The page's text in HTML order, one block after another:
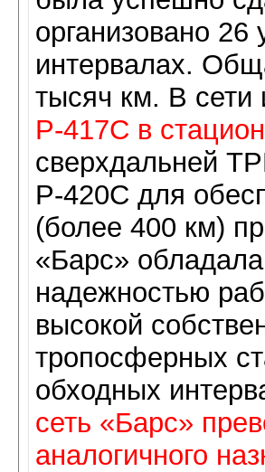
организовано
интервалах.
тысяч км. В сети
Р-417С в
сверхдальней
Р-420С для
(более 400 км)
«Барс»
надежностью
высокой
тропосферных
обходных
сеть «Барс»
аналогичного